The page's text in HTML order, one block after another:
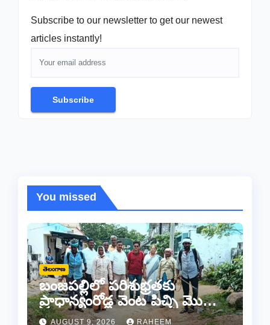
Subscribe to our newsletter to get our newest
articles instantly!
Subscribe
You missed
తెలంగాణ
బంజపల్లిలో పరిశుభ్రతకు
ప్రాధాన్యంరోడ్ల వెంట పిచ్చి మొక్కల
తొలగింపు..
AUGUST 9, 2026 RAHEEM